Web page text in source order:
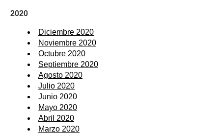
2020
Diciembre 2020
Noviembre 2020
Octubre 2020
Septiembre 2020
Agosto 2020
Julio 2020
Junio 2020
Mayo 2020
Abril 2020
Marzo 2020